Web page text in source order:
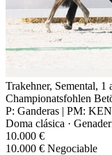
Trakehner, Semental,
Championatsfohlen
P: Ganderas | PM:
Doma clásica ·
10.000 €
10.000 € Negociable